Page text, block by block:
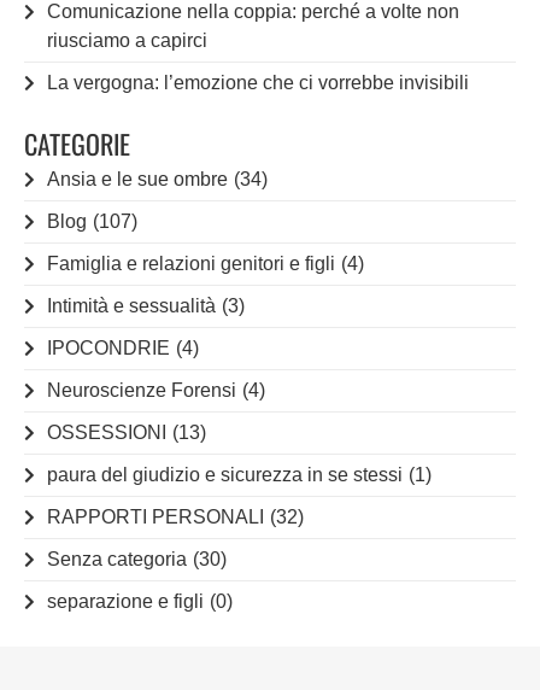
Comunicazione nella coppia: perché a volte non
riusciamo a capirci
La vergogna: l’emozione che ci vorrebbe invisibili
CATEGORIE
Ansia e le sue ombre (34)
Blog (107)
Famiglia e relazioni genitori e figli (4)
Intimità e sessualità (3)
IPOCONDRIE (4)
Neuroscienze Forensi (4)
OSSESSIONI (13)
paura del giudizio e sicurezza in se stessi (1)
RAPPORTI PERSONALI (32)
Senza categoria (30)
separazione e figli (0)